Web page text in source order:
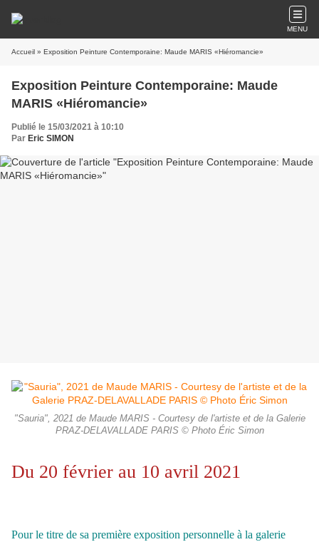
MENU
Accueil » Exposition Peinture Contemporaine: Maude MARIS «Hiéromancie»
Exposition Peinture Contemporaine: Maude
MARIS «Hiéromancie»
Publié le 15/03/2021 à 10:10
Par Eric SIMON
"Sauria", 2021 de Maude MARIS - Courtesy de l'artiste et de la Galerie
PRAZ-DELAVALLADE PARIS © Photo Éric Simon
Du 20 février au 10 avril 2021
Pour le titre de sa première exposition personnelle à la galerie